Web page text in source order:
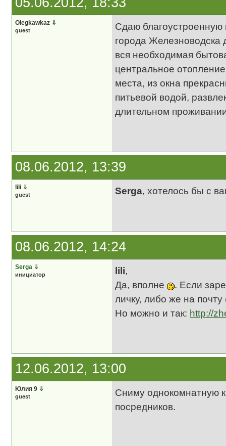
Olegkawkaz ⇓
guest
Сдаю благоустроенную
города Железноводска
вся необходимая
центральное
места, из окна
питьевой водой,
длительном
08.06.2012, 13:39
lili ⇓
guest Serga, хотелось бы с
08.06.2012, 14:24
Serga ⇓
инициатор lili,
Да, вполне
. Если
личку, либо же на
Но можно и так: http://
12.06.2012, 13:00
Юлия 9 ⇓
guest
Сниму однокомнатную
посредников.